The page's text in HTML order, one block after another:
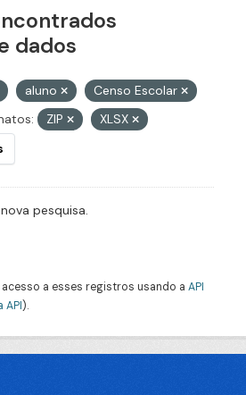
dados
aluno
Censo Escolar
ZIP
XLSX
pesquisa.
a esses registros usando a API
API).